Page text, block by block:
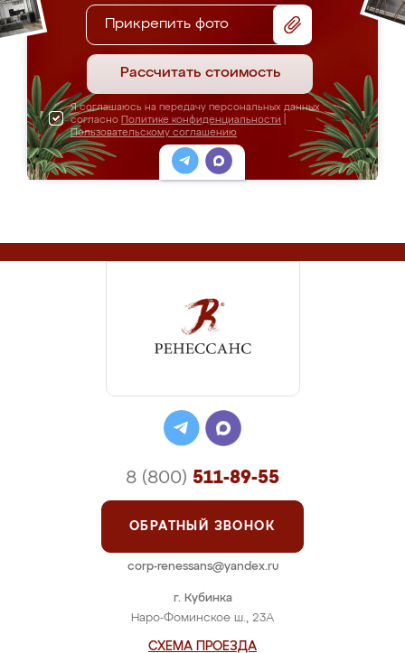
Прикрепить фото
Рассчитать стоимость
Я соглашаюсь на передачу персональных данных
согласно Политике конфиденциальности
Пользовательскому соглашению
г. Кубинка
Наро-Фоминское ш., 23А
СХЕМА ПРОЕЗДА
8 (800) 511-89-55
ОБРАТНЫЙ ЗВОНОК
corp-renessans@yandex.ru